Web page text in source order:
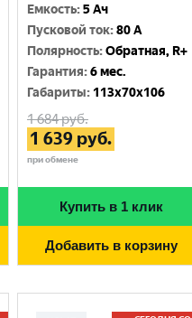
Емкость:5 Ач
Пусковой ток:80 A
Полярность:Обратная, R+
Гарантия:6 мес.
Габариты: 113x70x106
1 684руб.
1 639 руб.
при обмене
Купить в 1 клик
Добавить в корзину